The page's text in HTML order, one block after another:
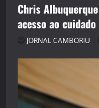
Chris
acesso ao
JORNAL CAMBORIU